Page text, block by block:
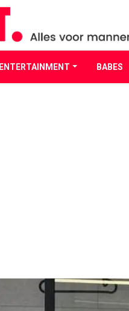
ENTERTAINMENT BABES